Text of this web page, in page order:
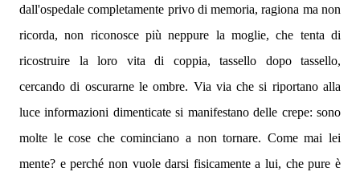
dall'ospedale completamente privo di memoria, ragiona ma non
ricorda, non riconosce più neppure la moglie, che tenta di
ricostruire la loro vita di coppia, tassello dopo tassello,
cercando di oscurarne le ombre. Via via che si riportano alla
luce informazioni dimenticate si manifestano delle crepe: sono
molte le cose che cominciano a non tornare. Come mai lei
mente? e perché non vuole darsi fisicamente a lui, che pure è